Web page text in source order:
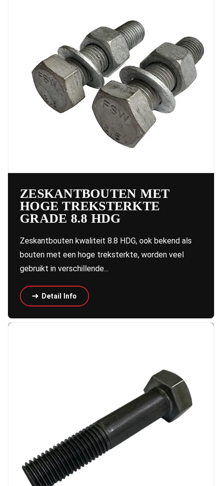
ZESKANTBOUTEN MET
HOGE TREKSTERKTE
GRADE 8.8 HDG
Zeskantbouten kwaliteit 8.8 HDG, ook bekend als
bouten met een hoge treksterkte, worden veel
gebruikt in verschillende...
Detail Info